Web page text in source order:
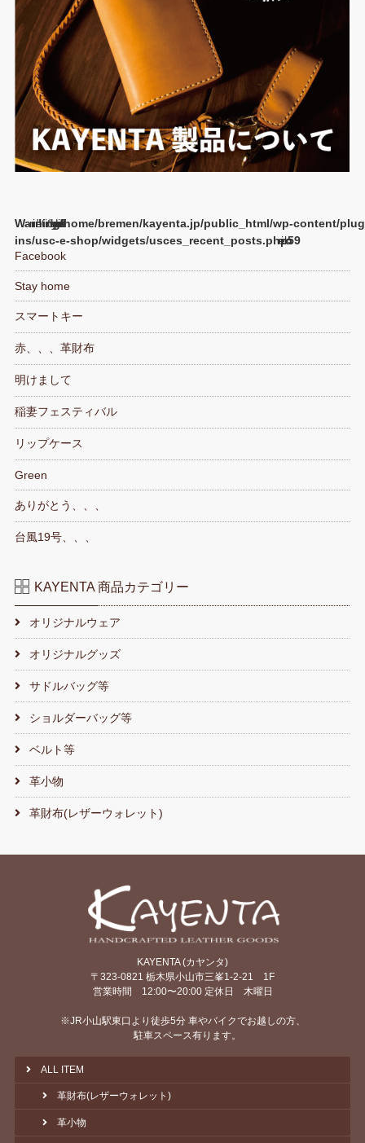
Warning/home/bremen/kayenta.jp/public_html/wp-content/plug
ins/usc-e-shop/widgets/usces_recent_posts.php59
Facebook
Stay home
スマートキー
赤、、、革財布
明けまして
稲妻フェスティバル
リップケース
Green
ありがとう、、、
台風19号、、、
KAYENTA 商品カテゴリー
オリジナルウェア
オリジナルグッズ
サドルバッグ等
ショルダーバッグ等
ベルト等
革小物
革財布(レザーウォレット)
KAYENTA (カヤンタ)
〒323-0821 栃木県小山市三峯1-2-21 1F
営業時間 12:00〜20:00 定休日 木曜日
※JR小山駅東口より徒歩5分 車やバイクでお越しの方、
駐車スペース有ります。
ALL ITEM
革財布(レザーウォレット)
革小物